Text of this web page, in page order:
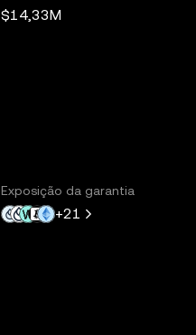
$14,33M
Exposição da garantia
+21